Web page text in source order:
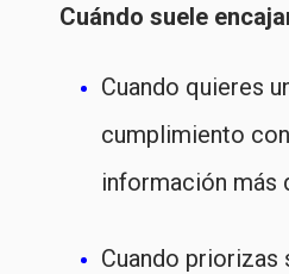
Cuándo suele
Cuando quieres
cumplimiento
información más
Cuando priorizas